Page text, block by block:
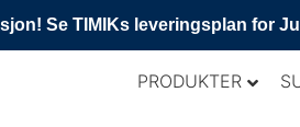
Se TIMIKs leveringsplan for
PRODUKTER